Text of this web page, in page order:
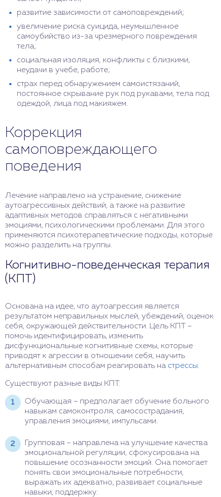
развитие зависимости от самоповреждений;
увеличение риска суицида, неумышленное
самоубийство из-за чрезмерного повреждения
тела;
социальная изоляция, конфликты с близкими,
неудачи в учебе, работе;
страх перед обнаружением самоистязаний,
постоянное скрывание рук под рукавами, тела под
одеждой, лица под макияжем.
Коррекция
самоповреждающего
поведения
Лечение направлено на устранение, снижение
аутоагрессивных действий, а также на развитие
адаптивных методов справляться с негативными
эмоциями, психологическими проблемами. Для этого
применяются психотерапевтические подходы, которые
можно разделить на группы.
Когнитивно-поведенческая терапия
(КПТ)
Основана на идее, что аутоагрессия является
результатом неправильных мыслей, убеждений, оценок
себя, окружающей действительности. Цель КПТ –
помочь идентифицировать, изменить
дисфункциональные когнитивные схемы, которые
приводят к агрессии в отношении себя, научить
альтернативным способам реагировать на стрессы.
Существуют разные виды КПТ:
Обучающая – предполагает обучение больного
навыкам самоконтроля, самосострадания,
управления эмоциями, импульсами.
Групповая – направлена на улучшение качества
эмоциональной регуляции, сфокусирована на
повышение осознанности эмоций. Она помогает
понять свои эмоциональные потребности,
выражать их адекватно, развивает социальные
навыки, поддержку.